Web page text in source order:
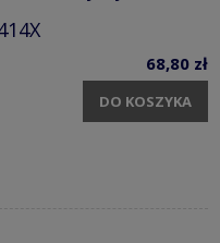
68,80 zł
DO KOSZYKA